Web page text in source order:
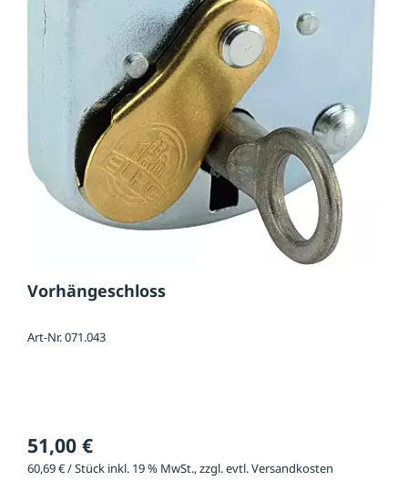
Vorhängeschloss
Art-Nr. 071.043
51,00 €
60,69 € / Stück inkl. 19 % MwSt., zzgl. evtl. Versandkosten